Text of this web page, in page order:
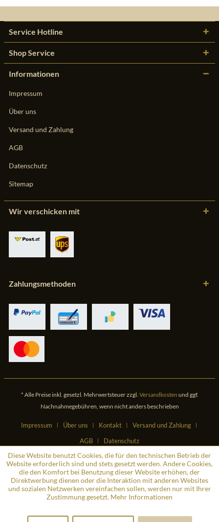
Service Hotline
Shop Service
Informationen
Impressum
Über uns
Versand und Zahlung
AGB
Datenschutz
Sitemap
Wir verschicken mit
Zahlungsmethoden
* Alle Preise inkl. gesetzl. Mehrwertsteuer zzgl. Versandkosten und ggf.
Nachnahmegebühren, wenn nicht anders beschrieben
Impressum Über uns Kontakt
Versand und Zahlung
AGB
Datenschutz
Diese Website benutzt Cookies, die für den technischen Betrieb der
Website erforderlich sind und stets gesetzt werden. Andere Cookies,
die den Komfort bei Benutzung dieser Website erhöhen, der
Direktwerbung dienen oder die Interaktion mit anderen Websites
und sozialen Netzwerken vereinfachen sollen, werden nur mit Ihrer
Zustimmung gesetzt. Mehr Informationen